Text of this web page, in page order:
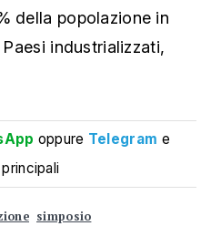
della popolazione in
industrializzati,
oppure Telegram e
simposio